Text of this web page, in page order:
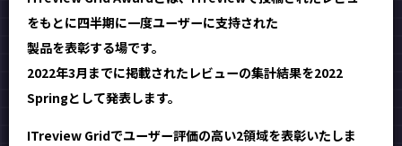
をもとに四半期に一度ユーザーに支持された
製品を表彰する場です。
2022年3月までに掲載されたレビューの集計結果を2022
Springとして発表します。
ITreview Gridでユーザー評価の高い2領域を表彰いたしま